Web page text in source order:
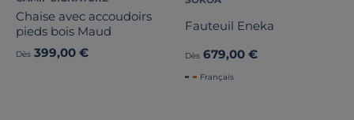
Chaise avec accoudoirs
pieds bois Maud
Dès 399,00 €
Fauteuil Eneka
Dès 679,00 €
Français